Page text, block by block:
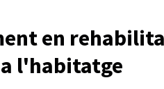
en
l'habitatge